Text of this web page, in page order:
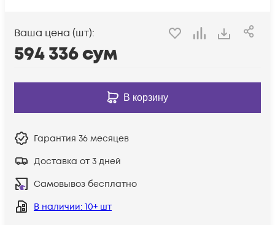
Ваша цена (шт):
594 336сум
В корзину
Гарантия 36 месяцев
Доставка от 3 дней
Самовывоз бесплатно
В наличии: 10+ шт